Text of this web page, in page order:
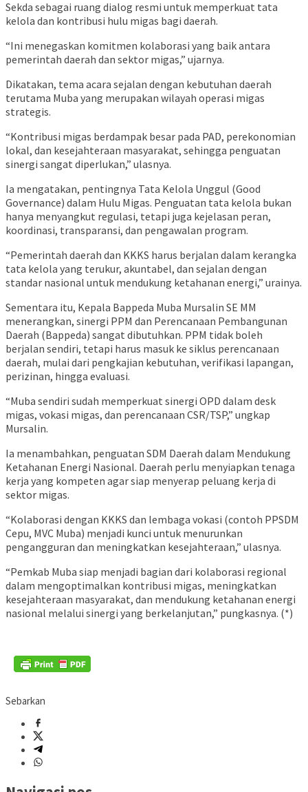
Sekda sebagai ruang dialog resmi untuk memperkuat tata
kelola dan kontribusi hulu migas bagi daerah.
“Ini menegaskan komitmen kolaborasi yang baik antara
pemerintah daerah dan sektor migas,” ujarnya.
Dikatakan, tema acara sejalan dengan kebutuhan daerah
terutama Muba yang merupakan wilayah operasi migas
strategis.
“Kontribusi migas berdampak besar pada PAD, perekonomian
lokal, dan kesejahteraan masyarakat, sehingga penguatan
sinergi sangat diperlukan,” ulasnya.
Ia mengatakan, pentingnya Tata Kelola Unggul (Good
Governance) dalam Hulu Migas. Penguatan tata kelola bukan
hanya menyangkut regulasi, tetapi juga kejelasan peran,
koordinasi, transparansi, dan pengawalan program.
“Pemerintah daerah dan KKKS harus berjalan dalam kerangka
tata kelola yang terukur, akuntabel, dan sejalan dengan
standar nasional untuk mendukung ketahanan energi,” urainya.
Sementara itu, Kepala Bappeda Muba Mursalin SE MM
menerangkan, sinergi PPM dan Perencanaan Pembangunan
Daerah (Bappeda) sangat dibutuhkan. PPM tidak boleh
berjalan sendiri, tetapi harus masuk ke siklus perencanaan
daerah, mulai dari pengkajian kebutuhan, verifikasi lapangan,
perizinan, hingga evaluasi.
“Muba sendiri sudah memperkuat sinergi OPD dalam desk
migas, vokasi migas, dan perencanaan CSR/TSP,” ungkap
Mursalin.
Ia menambahkan, penguatan SDM Daerah dalam Mendukung
Ketahanan Energi Nasional. Daerah perlu menyiapkan tenaga
kerja yang kompeten agar siap menyerap peluang kerja di
sektor migas.
“Kolaborasi dengan KKKS dan lembaga vokasi (contoh PPSDM
Cepu, MVC Muba) menjadi kunci untuk menurunkan
pengangguran dan meningkatkan kesejahteraan,” ulasnya.
“Pemkab Muba siap menjadi bagian dari kolaborasi regional
dalam mengoptimalkan kontribusi migas, meningkatkan
kesejahteraan masyarakat, dan mendukung ketahanan energi
nasional melalui sinergi yang berkelanjutan,” pungkasnya. (*)
Sebarkan